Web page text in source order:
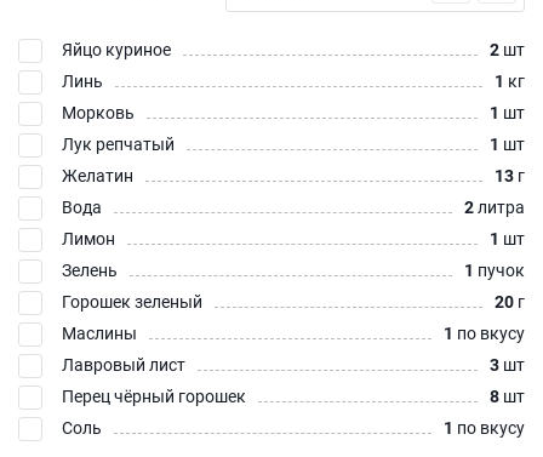
Яйцо куриное 2 шт
Линь
1 кг
Морковь
1 шт
Лук репчатый
1 шт
Желатин
13 г
Вода
2литра
Лимон
1 шт
Зелень
1 пучок
Горошек зеленый
20 г
Маслины
1 по вкусу
Лавровый лист
3 шт
Перец чёрный горошек
8 шт
Соль
1 по вкусу